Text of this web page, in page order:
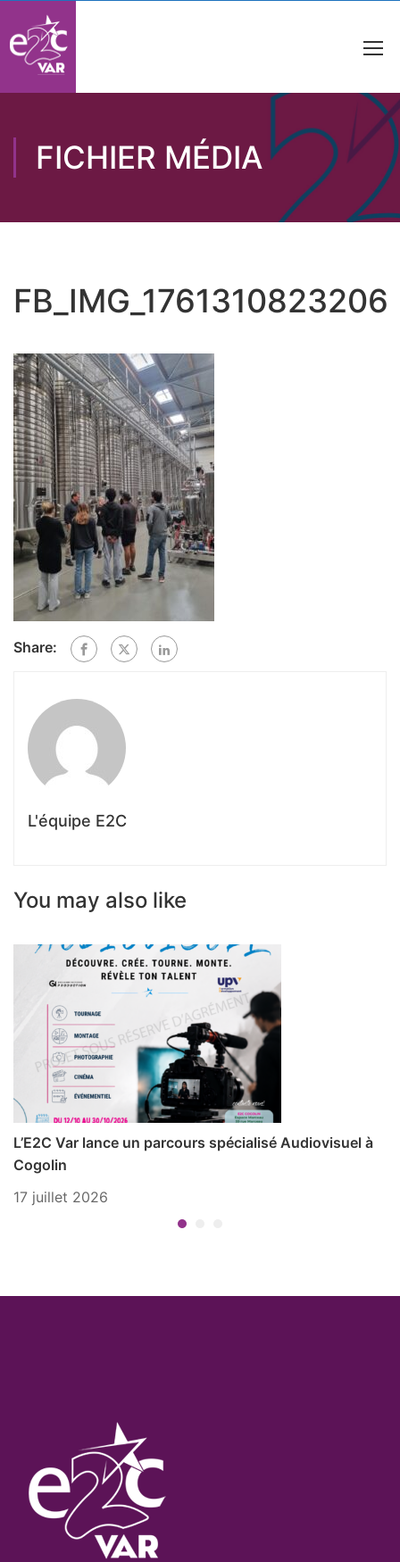
FICHIER MÉDIA
FB_IMG_1761310823206
Share:
L'équipe E2C
You may also like
L’E2C Var lance un parcours spécialisé Audiovisuel à
Cogolin
17 juillet 2026